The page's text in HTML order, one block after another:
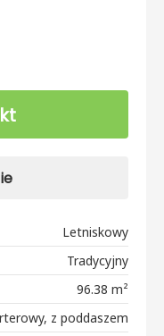
Letniskowy
Tradycyjny
96.38 m²
z poddaszem